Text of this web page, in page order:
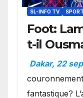
SL-INFO TV SPORT
Foot:
t-il
Ballon
Dakar, 22
fantastique?